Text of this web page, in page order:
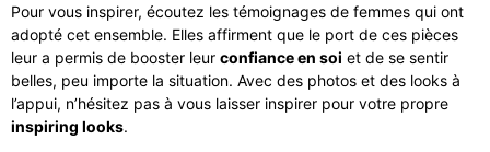
Pour vous inspirer, écoutez les témoignages de femmes qui ont
adopté cet ensemble. Elles affirment que le port de ces pièces
leur a permis de booster leur confiance en soi et de se sentir
belles, peu importe la situation. Avec des photos et des looks à
l’appui, n’hésitez pas à vous laisser inspirer pour votre propre
inspiring looks.